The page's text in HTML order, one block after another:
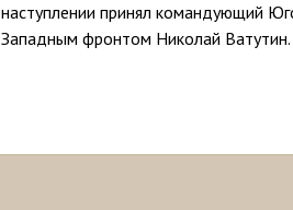
наступлении принял командующий
Западным фронтом Николай Ватутин.